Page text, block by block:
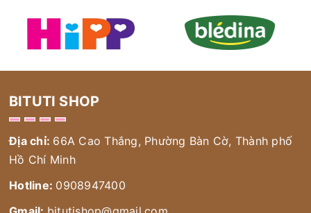
BITUTI SHOP
Địa chỉ: 66A Cao Thắng, Phường Bàn Cờ, Thành phố
Hồ Chí Minh
Hotline: 0908947400